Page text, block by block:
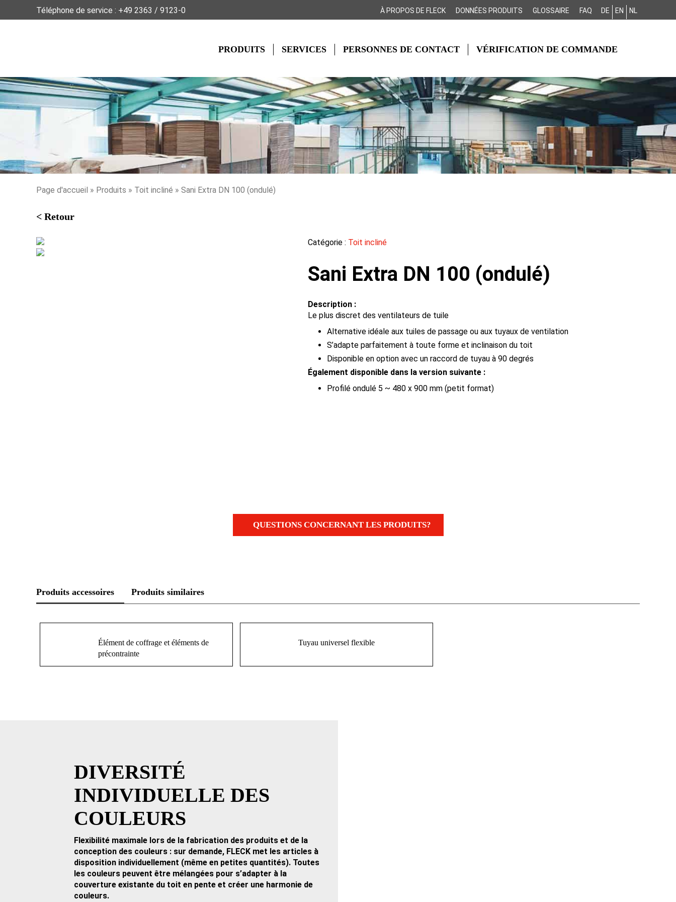
Téléphone de service : +49 2363 / 9123-0 À PROPOS DE FLECK DONNÉES PRODUITS GLOSSAIRE FAQ DE EN NL
PRODUITS SERVICES PERSONNES DE CONTACT VÉRIFICATION DE COMMANDE
Page d'accueil » Produits » Toit incliné » Sani Extra DN 100 (ondulé)
< Retour
Catégorie : Toit incliné
Sani Extra DN 100 (ondulé)
Description :
Le plus discret des ventilateurs de tuile
Alternative idéale aux tuiles de passage ou aux tuyaux de ventilation
S’adapte parfaitement à toute forme et inclinaison du toit
Disponible en option avec un raccord de tuyau à 90 degrés
Également disponible dans la version suivante :
Profilé ondulé 5 ~ 480 x 900 mm (petit format)
QUESTIONS CONCERNANT LES PRODUITS?
Produits accessoires Produits similaires
Élément de coffrage et éléments de
précontrainte
Tuyau universel flexible
DIVERSITÉ
INDIVIDUELLE DES
COULEURS
Flexibilité maximale lors de la fabrication des produits et de la
conception des couleurs : sur demande, FLECK met les articles à
disposition individuellement (même en petites quantités). Toutes
les couleurs peuvent être mélangées pour s’adapter à la
couverture existante du toit en pente et créer une harmonie de
couleurs.